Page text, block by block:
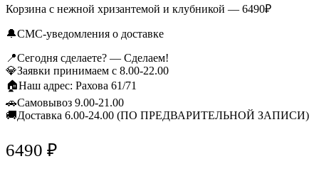
Корзина с нежной хризантемой и клубникой — 6490₽
🔔СМС-уведомления о доставке
📍Сегодня сделаете? — Сделаем!
💎Заявки принимаем с 8.00-22.00
🏠Наш адрес: Рахова 61/71
🚗Самовывоз 9.00-21.00
🚚Доставка 6.00-24.00 (ПО ПРЕДВАРИТЕЛЬНОЙ ЗАПИСИ)
6490 ₽